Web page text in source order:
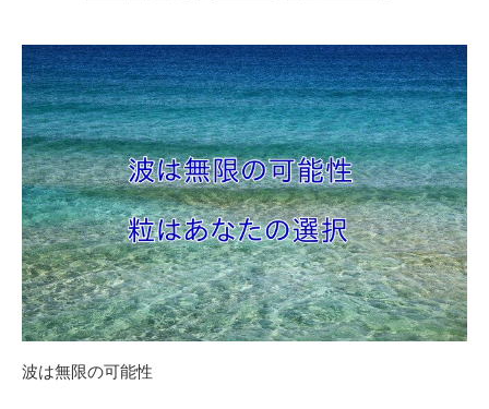
波は無限の可能性